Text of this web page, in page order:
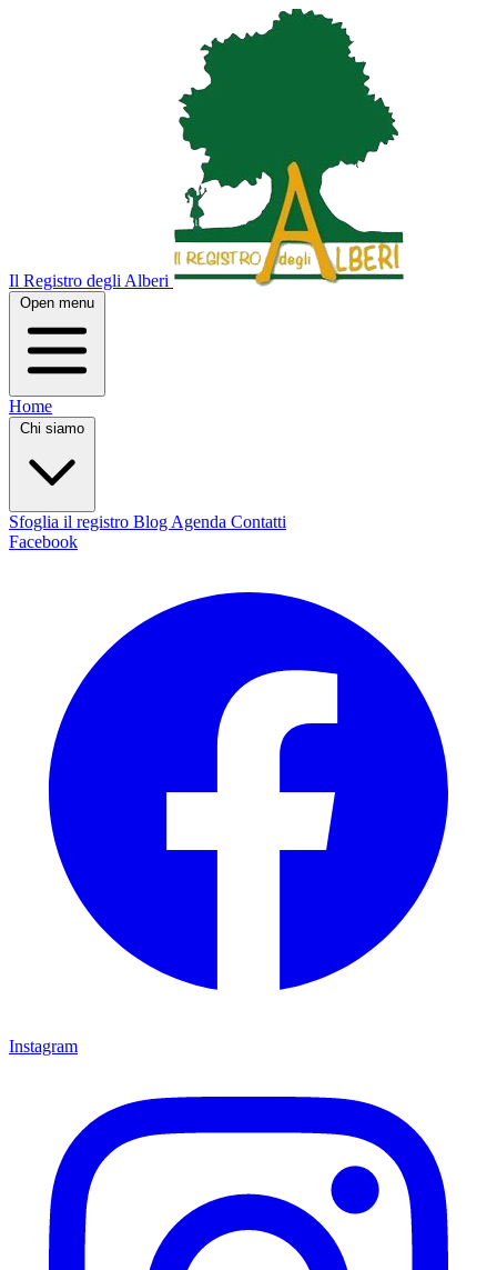
Il Registro degli Alberi
Open menu
Home
Chi siamo
Sfoglia il registro Blog Agenda Contatti
Facebook
Instagram